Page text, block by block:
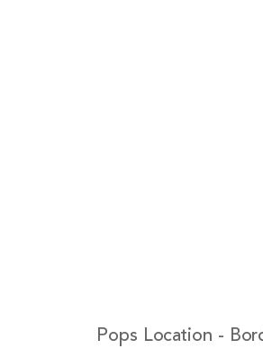
Pops Location -